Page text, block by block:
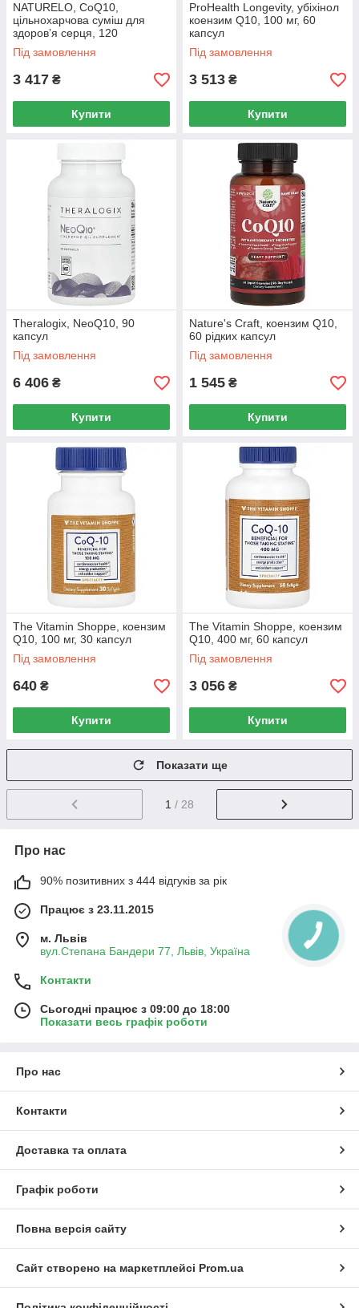
NATURELO, CoQ10,
цільнохарчова суміш для
здоров’я серця, 120
вегетаріанських капсул
Під замовлення
3 417 ₴
Купити
ProHealth Longevity, убіхінол
коензим Q10, 100 мг, 60
капсул
Під замовлення
3 513 ₴
Купити
Theralogix, NeoQ10, 90
капсул
Під замовлення
6 406 ₴
Купити
Nature's Craft, коензим Q10,
60 рідких капсул
Під замовлення
1 545 ₴
Купити
The Vitamin Shoppe, коензим
Q10, 100 мг, 30 капсул
Під замовлення
640 ₴
Купити
The Vitamin Shoppe, коензим
Q10, 400 мг, 60 капсул
Під замовлення
3 056 ₴
Купити
Показати ще
1 / 28
Про нас
90% позитивних з 444 відгуків за рік
Працює з 23.11.2015
м. Львів
вул.Степана Бандери 77, Львів, Україна
Контакти
Сьогодні працює з 09:00 до 18:00
Показати весь графік роботи
Про нас
Контакти
Доставка та оплата
Графік роботи
Повна версія сайту
Сайт створено на маркетплейсі Prom.ua